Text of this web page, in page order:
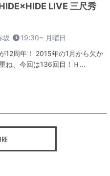
LIVE 三尺秀
坂 19:30~ 月曜日
12周年！ 2015年の1月から欠か
ね、今回は136回目！Ｈ...